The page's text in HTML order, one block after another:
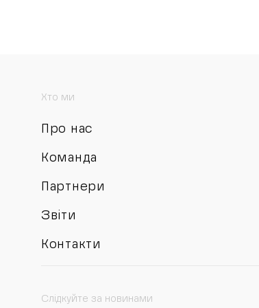
Хто ми
Про нас
Команда
Партнери
Звіти
Контакти
Слідкуйте за новинами